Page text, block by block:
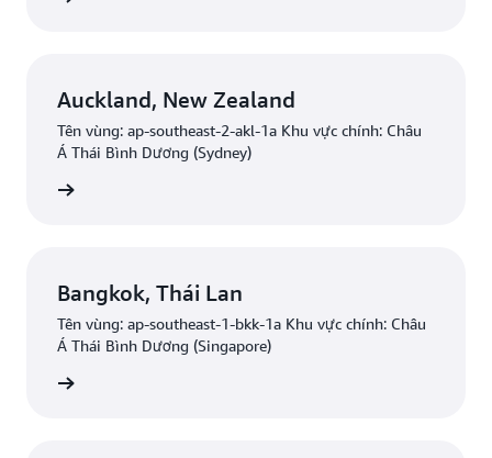
Auckland, New Zealand
Tên vùng: ap-southeast-2-akl-1a Khu vực chính: Châu
Á Thái Bình Dương (Sydney)
Bangkok, Thái Lan
Tên vùng: ap-southeast-1-bkk-1a Khu vực chính: Châu
Á Thái Bình Dương (Singapore)